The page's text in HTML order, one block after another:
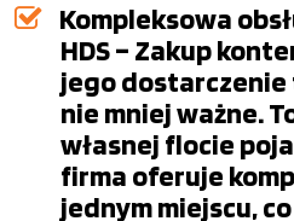
Kompleksowa
HDS – Zakup
jego dostarczenie
nie mniej ważne.
własnej flocie
firma oferuje
jednym miejscu,